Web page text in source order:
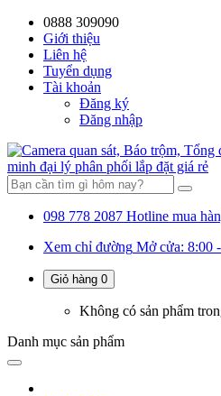
0888 309090
Giới thiệu
Liên hệ
Tuyển dụng
Tài khoản
Đăng ký
Đăng nhập
098 778 2087 Hotline mua
Xem chỉ đường Mở cửa: 8:00
Giỏ hàng 0
Không có sản phẩm
Danh mục sản phẩm